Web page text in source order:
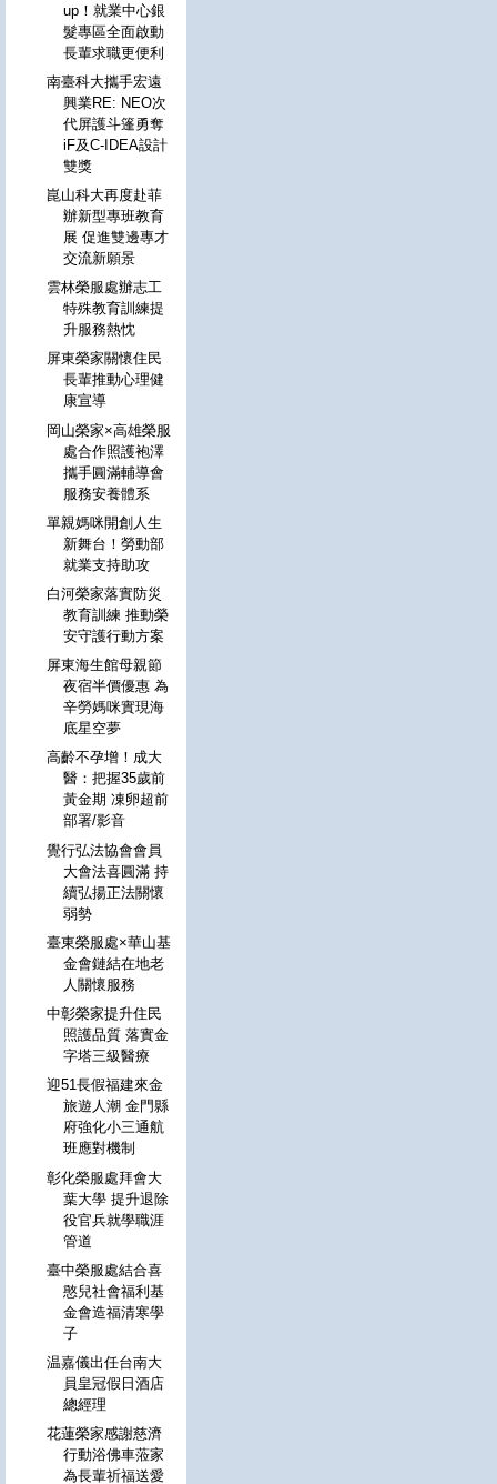
up！就業中心銀
髮專區全面啟動
長輩求職更便利
南臺科大攜手宏遠
興業RE: NEO次
代屏護斗篷勇奪
iF及C-IDEA設計
雙獎
崑山科大再度赴菲
辦新型專班教育
展 促進雙邊專才
交流新願景
雲林榮服處辦志工
特殊教育訓練提
升服務熱忱
屏東榮家關懷住民
長輩推動心理健
康宣導
岡山榮家×高雄榮服
處合作照護袍澤
攜手圓滿輔導會
服務安養體系
單親媽咪開創人生
新舞台！勞動部
就業支持助攻
白河榮家落實防災
教育訓練 推動榮
安守護行動方案
屏東海生館母親節
夜宿半價優惠 為
辛勞媽咪實現海
底星空夢
高齡不孕增！成大
醫：把握35歲前
黃金期 凍卵超前
部署/影音
覺行弘法協會會員
大會法喜圓滿 持
續弘揚正法關懷
弱勢
臺東榮服處×華山基
金會鏈結在地老
人關懷服務
中彰榮家提升住民
照護品質 落實金
字塔三級醫療
迎51長假福建來金
旅遊人潮 金門縣
府強化小三通航
班應對機制
彰化榮服處拜會大
葉大學 提升退除
役官兵就學職涯
管道
臺中榮服處結合喜
憨兒社會福利基
金會造福清寒學
子
温嘉儀出任台南大
員皇冠假日酒店
總經理
花蓮榮家感謝慈濟
行動浴佛車蒞家
為長輩祈福送愛